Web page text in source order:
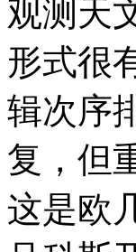
观测天
形式很
辑次序
复，但
这是欧